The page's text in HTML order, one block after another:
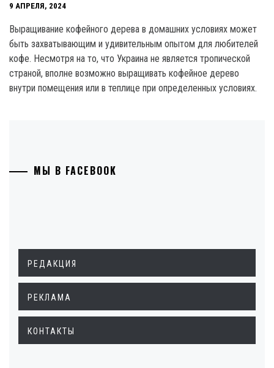
9 АПРЕЛЯ, 2024
Выращивание кофейного дерева в домашних условиях может
быть захватывающим и удивительным опытом для любителей
кофе. Несмотря на то, что Украина не является тропической
страной, вполне возможно выращивать кофейное дерево
внутри помещения или в теплице при определенных условиях.
МЫ В FACEBOOK
РЕДАКЦИЯ
РЕКЛАМА
КОНТАКТЫ